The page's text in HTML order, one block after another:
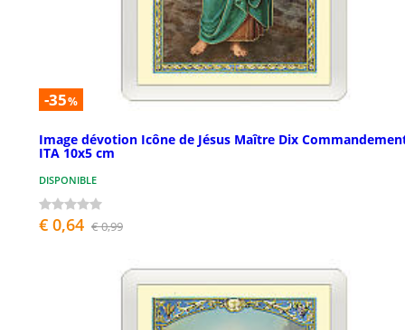
-35%
Image dévotion Icône de Jésus Maître Dix
ITA 10x5 cm
DISPONIBLE
€ 0,64 € 0,99